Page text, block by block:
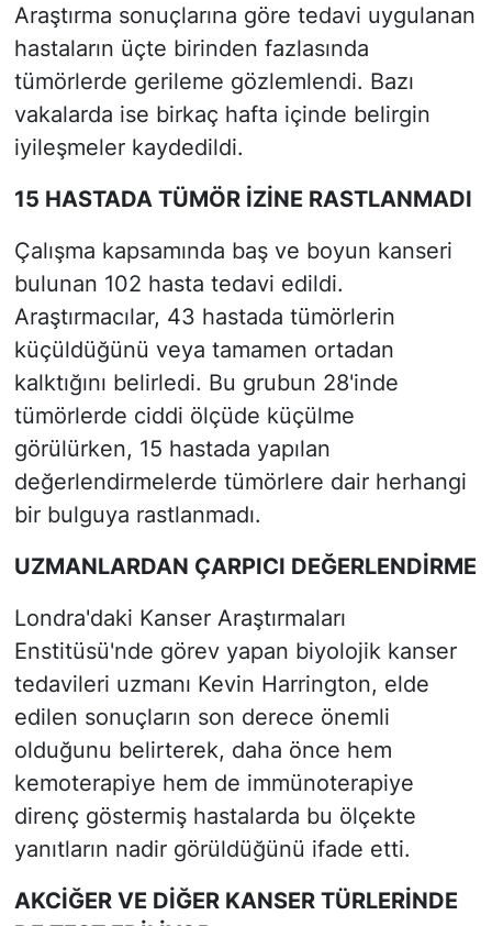
Araştırma sonuçlarına göre tedavi uygulanan
hastaların üçte birinden fazlasında
tümörlerde gerileme gözlemlendi. Bazı
vakalarda ise birkaç hafta içinde belirgin
iyileşmeler kaydedildi.
15 HASTADA TÜMÖR İZİNE RASTLANMADI
Çalışma kapsamında baş ve boyun kanseri
bulunan 102 hasta tedavi edildi.
Araştırmacılar, 43 hastada tümörlerin
küçüldüğünü veya tamamen ortadan
kalktığını belirledi. Bu grubun 28'inde
tümörlerde ciddi ölçüde küçülme
görülürken, 15 hastada yapılan
değerlendirmelerde tümörlere dair herhangi
bir bulguya rastlanmadı.
UZMANLARDAN ÇARPICI DEĞERLENDİRME
Londra'daki Kanser Araştırmaları
Enstitüsü'nde görev yapan biyolojik kanser
tedavileri uzmanı Kevin Harrington, elde
edilen sonuçların son derece önemli
olduğunu belirterek, daha önce hem
kemoterapiye hem de immünoterapiye
direnç göstermiş hastalarda bu ölçekte
yanıtların nadir görüldüğünü ifade etti.
AKCİĞER VE DİĞER KANSER TÜRLERİNDE